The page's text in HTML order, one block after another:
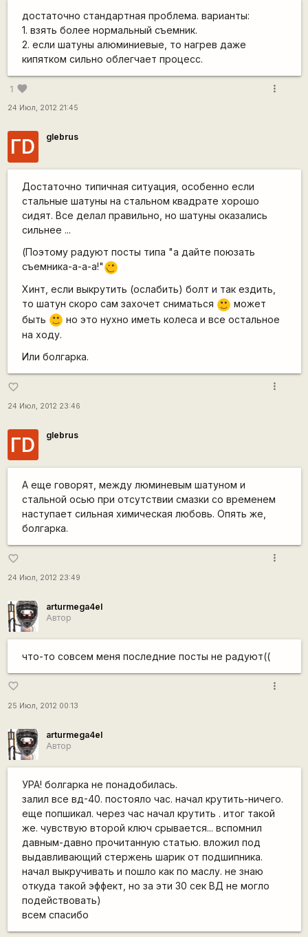
достаточно стандартная проблема. варианты:
1. взять более нормальный съемник.
2. если шатуны алюминиевые, то нагрев даже
кипятком сильно облегчает процесс.
1 favorite
24 Июл, 2012 21:45
more_vert
ГD glebrus
Достаточно типичная ситуация, особенно если
стальные шатуны на стальном квадрате хорошо
сидят. Все делал правильно, но шатуны оказались
сильнее ...
(Поэтому радуют посты типа "а дайте поюзать
съемника-а-а-а!" ;)
Хинт, если выкрутить (ослабить) болт и так ездить,
то шатун скоро сам захочет сниматься
:)
может
быть
:)
но это нухно иметь колеса и все остальное
на ходу.
Или болгарка.
favorite_border
24 Июл, 2012 23:46
more_vert
ГD glebrus
А еще говорят, между люминевым шатуном и
стальной осью при отсутствии смазки со временем
наступает сильная химическая любовь. Опять же,
болгарка.
favorite_border
24 Июл, 2012 23:49
more_vert
arturmega4el
Автор
что-то совсем меня последние посты не радуют((
favorite_border
25 Июл, 2012 00:13
more_vert
arturmega4el
Автор
УРА! болгарка не понадобилась.
залил все вд-40. постояло час. начал крутить-ничего.
еще попшикал. через час начал крутить . итог такой
же. чувствую второй ключ срывается... вспомнил
давным-давно прочитанную статью. вложил под
выдавливающий стержень шарик от подшипника.
начал выкручивать и пошло как по маслу. не знаю
откуда такой эффект, но за эти 30 сек ВД не могло
подействовать)
всем спасибо